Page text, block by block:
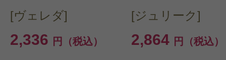
クチコミを投稿する
[ヴェレダ]
2,336 円（税込）
[ジュリーク]
2,864 円（税込）